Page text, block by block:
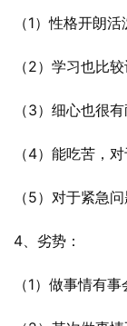
（1）性格开朗
（2）学习也比
（3）细心也很
（4）能吃苦，
（5）对于紧急
4、劣势：
（1）做事情有